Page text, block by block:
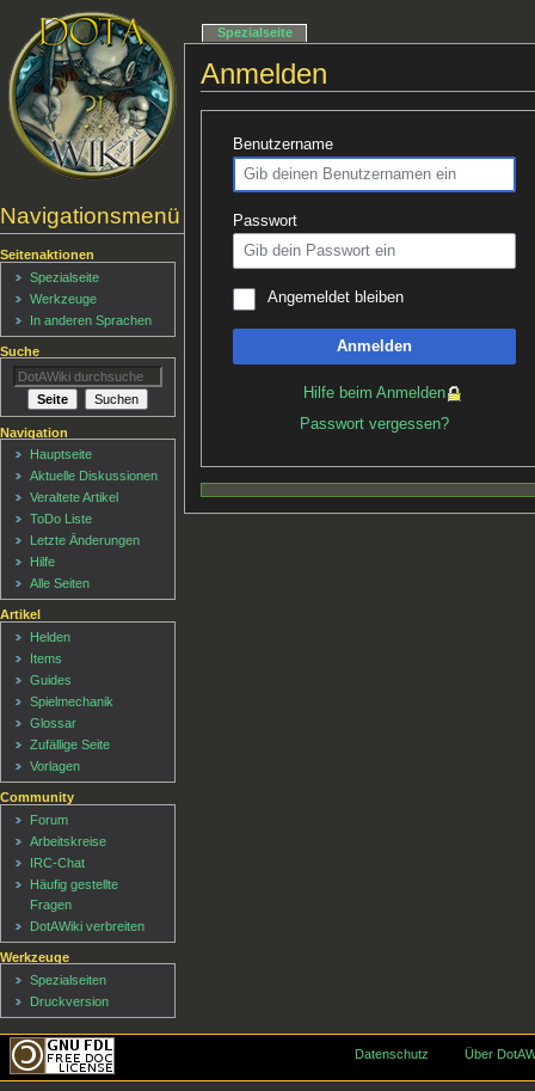
Anmelden
Benutzername
Passwort
Angemeldet bleiben
Anmelden
Hilfe beim Anmelden
Passwort vergessen?
Navigationsmenü
Spezialseite
Seitenaktionen
Spezialseite
Werkzeuge
In anderen Sprachen
Suche
Navigation
Hauptseite
Aktuelle Diskussionen
Veraltete Artikel
ToDo Liste
Letzte Änderungen
Hilfe
Alle Seiten
Artikel
Helden
Items
Guides
Spielmechanik
Glossar
Zufällige Seite
Vorlagen
Community
Forum
Arbeitskreise
IRC-Chat
Häufig gestellte
Fragen
DotAWiki verbreiten
Werkzeuge
Spezialseiten
Druckversion
Datenschutz Über